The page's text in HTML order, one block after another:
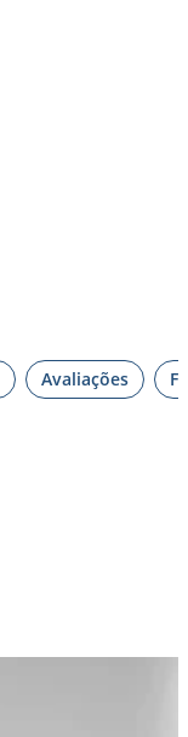
Avaliações